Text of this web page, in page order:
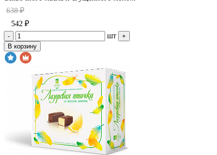
638 ₽
542 ₽
- шт
+
В корзину